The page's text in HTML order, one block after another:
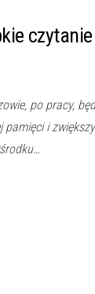
po pracy,
pamięci i